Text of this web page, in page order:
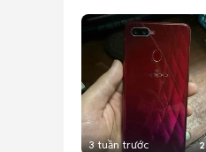
3 tuần trước 2